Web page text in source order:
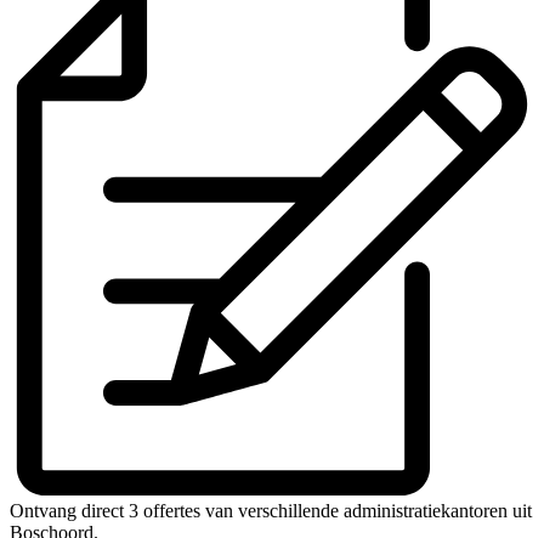
Ontvang direct 3 offertes van verschillende administratiekantoren uit
Boschoord.